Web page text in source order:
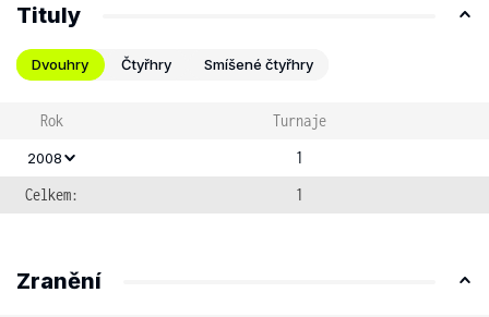
Tituly
Dvouhry Čtyřhry Smíšené čtyřhry
Rok Turnaje
2008
1
Celkem:
1
Zranění